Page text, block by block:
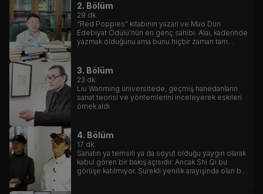
2. Bölüm
29 dk.
“Red Poppies” kitabının yazarı ve Mao Dun
Edebiyat Ödülü'nün en genç sahibi. Alai, kaderinde
yazmak olduğunu ama bunu hiçbir zaman tam
3. Bölüm
23 dk.
Liu Wanming üniversitede, geçmiş hanedanların
sanat teorisi ve yöntemlerini inceleyerek eskileri
örnek aldı.
4. Bölüm
17 dk.
Sanatın ya temsili ya da soyut olduğu yaygın olarak
kabul gören bir bakış açısıdır. Ancak Shi Qi bu
görüşe katılmıyor. Sürekli yenilik arayışında olan bir